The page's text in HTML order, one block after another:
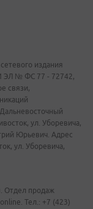
издания
ЭЛ № ФС 77 - 72742,
связи,
ул. Уборевича,
Юрьевич. Адрес
ул. Уборевича,
Отдел продаж
Тел.: +7 (423)